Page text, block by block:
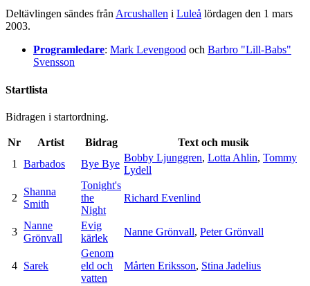
Deltävlingen sändes frånArcushallen i Luleå lördagen den 1 mars
2003.
Programledare: Mark Levengood och Barbro "Lill-Babs"
Svensson
Startlista
Bidragen i startordning.
Nr Artist Bidrag
Text och musik
1
Barbados Bye Bye
Bobby Ljunggren, Lotta Ahlin, Tommy
Lydell
2
Shanna
Smith
Tonight's
the
Night
Richard Evenlind
3
Nanne
Grönvall
Evig
kärlek
Nanne Grönvall, Peter Grönvall
4 Sarek
Genom
eld och
vatten
Mårten Eriksson, Stina Jadelius